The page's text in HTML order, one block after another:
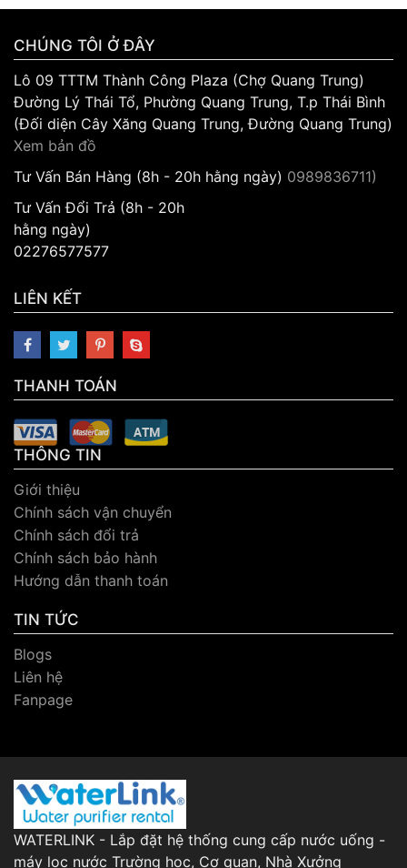
CHÚNG TÔI Ở ĐÂY
Lô 09 TTTM Thành Công Plaza (Chợ Quang Trung)
Đường Lý Thái Tổ, Phường Quang Trung, T.p Thái Bình
(Đối diện Cây Xăng Quang Trung, Đường Quang Trung)
Xem bản đồ
Tư Vấn Bán Hàng (8h - 20h hằng ngày) 0989836711)
Tư Vấn Đổi Trả (8h - 20h
hằng ngày)
02276577577
LIÊN KẾT
THANH TOÁN
THÔNG TIN
Giới thiệu
Chính sách vận chuyển
Chính sách đổi trả
Chính sách bảo hành
Hướng dẫn thanh toán
TIN TỨC
Blogs
Liên hệ
Fanpage
WATERLINK - Lắp đặt hệ thống cung cấp nước uống -
máy lọc nước Trường học, Cơ quan, Nhà Xưởng